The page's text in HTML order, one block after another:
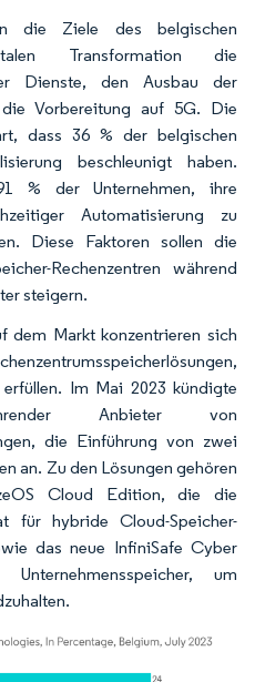
die Ziele des belgischen
Transformation die
Dienste, den Ausbau der
Vorbereitung auf 5G. Die
dass 36 % der belgischen
beschleunigt haben.
% der Unternehmen, ihre
Automatisierung zu
Diese Faktoren sollen die
Rechenzentren während
steigern.
dem Markt konzentrieren sich
Im Mai 2023 kündigte
Anbieter von
die Einführung von zwei
an. Zu den Lösungen gehören
Cloud Edition, die die
für hybride Cloud-Speicher-
das neue InfiniSafe Cyber
um